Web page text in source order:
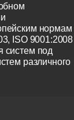
нормам
ISO 9001:2008
систем под
различного